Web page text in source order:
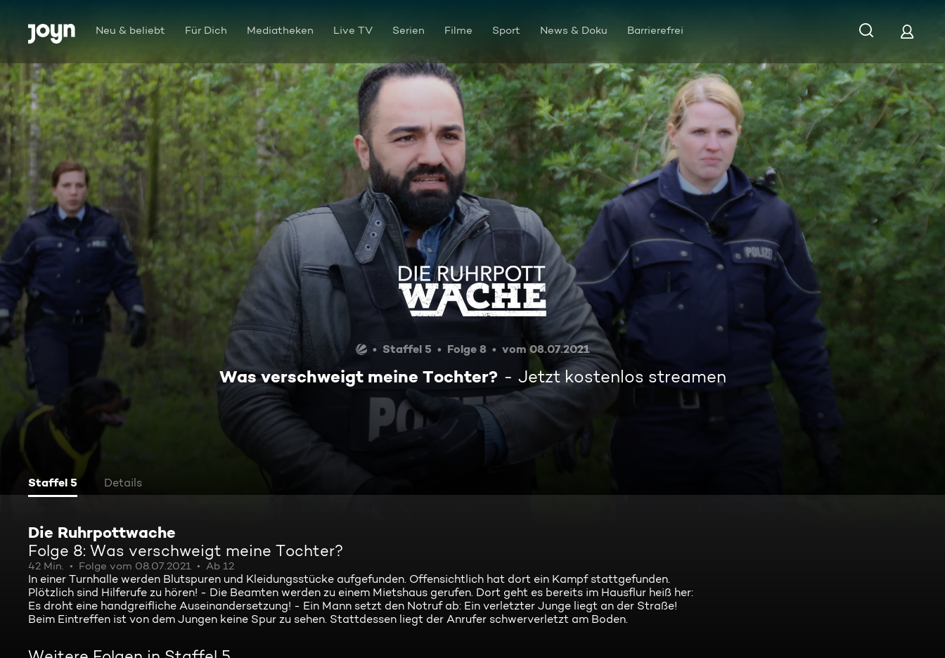
Zum Inhalt springen
Barrierefrei Neu & beliebt Für Dich Mediatheken Live TV Serien Filme Sport News & Doku Barrierefrei
Was verschweigt meine Tochter?
Staffel 5 Folge 8 vom 08.07.2021
Was verschweigt meine Tochter? Jetzt kostenlos streamen
Staffel 5 Details
Die Ruhrpottwache
Folge 8: Was verschweigt meine Tochter?
42 Min. Folge vom 08.07.2021 Ab 12
In einer Turnhalle werden Blutspuren und Kleidungsstücke aufgefunden. Offensichtlich hat dort ein Kampf stattgefunden.
Plötzlich sind Hilferufe zu hören! - Die Beamten werden zu einem Mietshaus gerufen. Dort geht es bereits im Hausflur heiß her:
Es droht eine handgreifliche Auseinandersetzung! - Ein Mann setzt den Notruf ab: Ein verletzter Junge liegt an der Straße!
Beim Eintreffen ist von dem Jungen keine Spur zu sehen. Stattdessen liegt der Anrufer schwerverletzt am Boden.